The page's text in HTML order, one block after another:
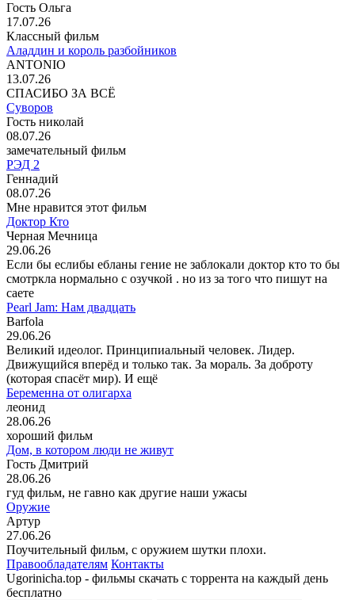
Гость Ольга
17.07.26
Классный фильм
Аладдин и король разбойников
ANTONIO
13.07.26
СПАСИБО ЗА ВСЁ
Суворов
Гость николай
08.07.26
замечательный фильм
РЭД 2
Геннадий
08.07.26
Мне нравится этот фильм
Доктор Кто
Черная Мечница
29.06.26
Если бы еслибы ебланы гение не заблокали доктор кто то бы
смотркла нормально с озучкой . но из за того что пишут на
саете
Pearl Jam: Нам двадцать
Barfola
29.06.26
Великий идеолог. Принципиальный человек. Лидер.
Движущийся вперёд и только так. За мораль. За доброту
(которая спасёт мир). И ещё
Беременна от олигарха
леонид
28.06.26
хороший фильм
Дом, в котором люди не живут
Гость Дмитрий
28.06.26
гуд фильм, не гавно как другие наши ужасы
Оружие
Артур
27.06.26
Поучительный фильм, с оружием шутки плохи.
Правообладателям Контакты
Ugorinicha.top - фильмы скачать с торрента на каждый день
бесплатно